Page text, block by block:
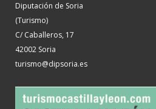
Diputación de Soria
(Turismo)
C/ Caballeros, 17
42002 Soria
turismo@dipsoria.es